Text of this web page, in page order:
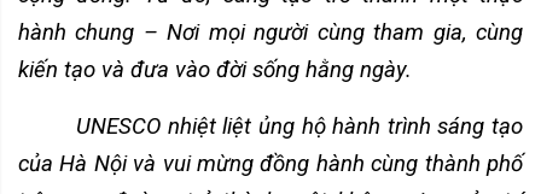
hành chung – Nơi mọi người cùng tham gia, cùng
kiến tạo và đưa vào đời sống hằng ngày.
UNESCO nhiệt liệt ủng hộ hành trình sáng tạo
của Hà Nội và vui mừng đồng hành cùng thành phố